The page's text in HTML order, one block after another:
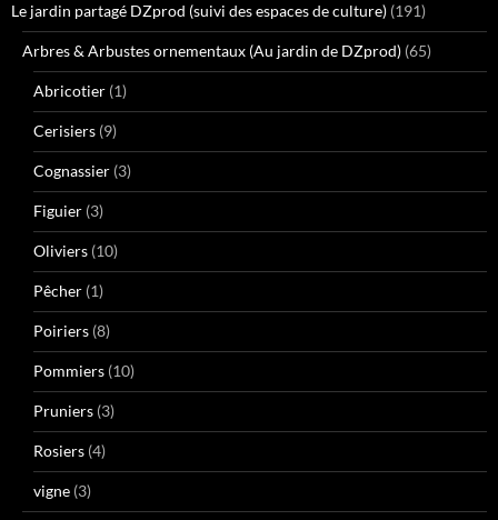
Le jardin partagé DZprod (suivi des espaces de culture) (191)
Arbres & Arbustes ornementaux (Au jardin de DZprod) (65)
Abricotier (1)
Cerisiers (9)
Cognassier (3)
Figuier (3)
Oliviers (10)
Pêcher (1)
Poiriers (8)
Pommiers (10)
Pruniers (3)
Rosiers (4)
vigne (3)